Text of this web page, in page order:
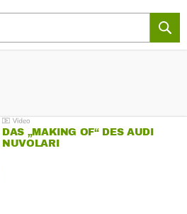
DAS „MAKING OF“ DES AUDI
NUVOLARI